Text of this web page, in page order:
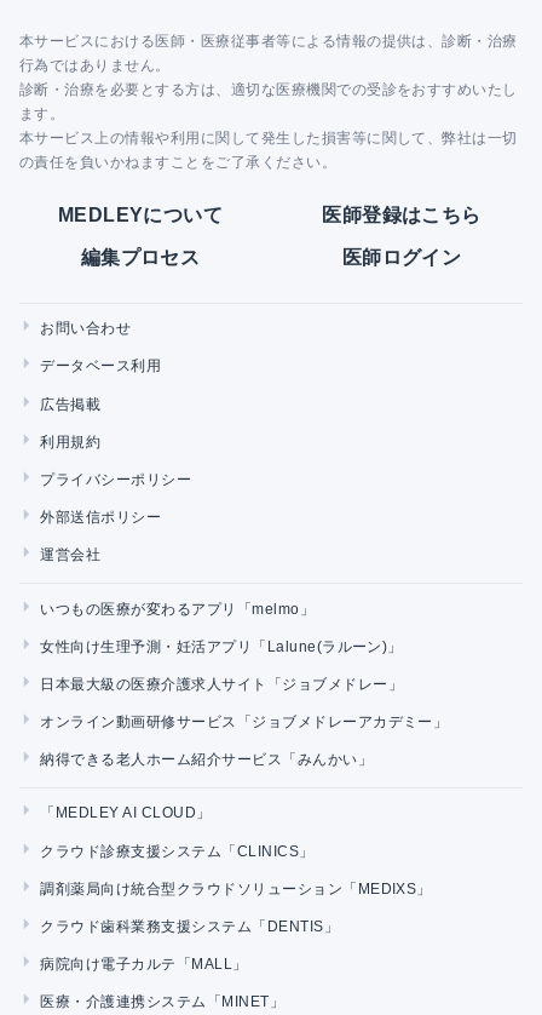
本サービスにおける医師・医療従事者等による情報の提供は、診断・治療
行為ではありません。
診断・治療を必要とする方は、適切な医療機関での受診をおすすめいたし
ます。
本サービス上の情報や利用に関して発生した損害等に関して、弊社は一切
の責任を負いかねますことをご了承ください。
MEDLEYについて 医師登録はこちら
編集プロセス 医師ログイン
お問い合わせ
データベース利用
広告掲載
利用規約
プライバシーポリシー
外部送信ポリシー
運営会社
いつもの医療が変わるアプリ「melmo」
女性向け生理予測・妊活アプリ「Lalune(ラルーン)」
日本最大級の医療介護求人サイト「ジョブメドレー」
オンライン動画研修サービス「ジョブメドレーアカデミー」
納得できる老人ホーム紹介サービス「みんかい」
「MEDLEY AI CLOUD」
クラウド診療支援システム「CLINICS」
調剤薬局向け統合型クラウドソリューション「MEDIXS」
クラウド歯科業務支援システム「DENTIS」
病院向け電子カルテ「MALL」
医療・介護連携システム「MINET」